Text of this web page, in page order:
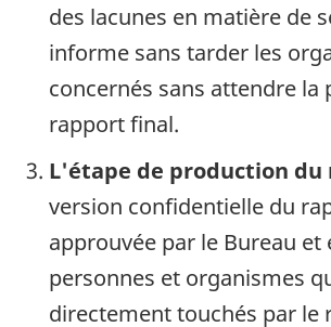
des lacunes en matière de
informe sans tarder les
concernés sans attendre la
rapport final.
L'étape de production
version confidentielle du
approuvée par le Bureau et
personnes et organismes
directement touchés par le